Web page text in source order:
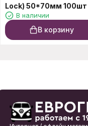
Lock) 50*70мм 100шт
В наличии
В корзину